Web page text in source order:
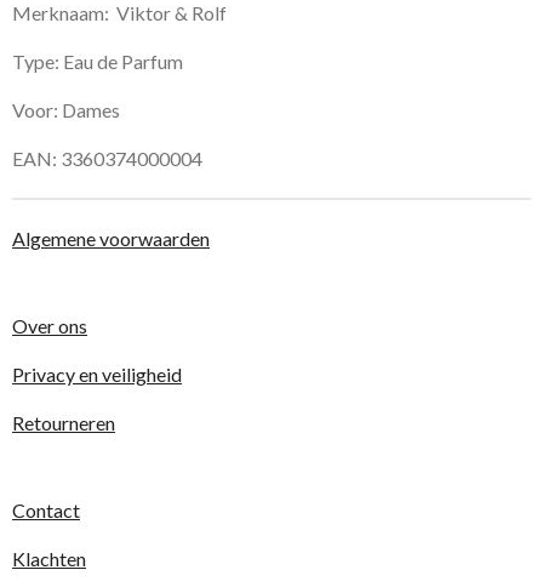
Merknaam: Viktor & Rolf
Type: Eau de Parfum
Voor: Dames
EAN: 3360374000004
Algemene voorwaarden
Over ons
Privacy en veiligheid
Retourneren
Contact
Klachten